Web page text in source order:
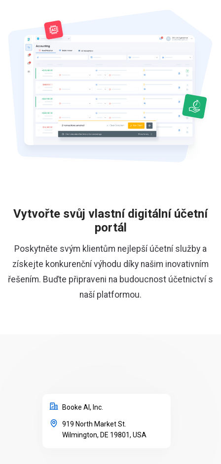
Vytvořte svůj vlastní digitální účetní
portál
Poskytněte svým klientům nejlepší účetní služby a
získejte konkurenční výhodu díky našim inovativním
řešením. Buďte připraveni na budoucnost účetnictví s
naší platformou.
Booke AI, Inc.
919 North Market St.
Wilmington, DE 19801, USA